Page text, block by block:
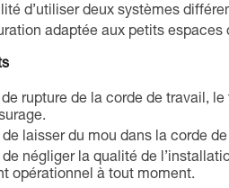
d’utiliser deux systèmes
adaptée aux petits espaces
rupture de la corde de travail,
de laisser du mou dans la corde
de négliger la qualité de
opérationnel à tout moment.